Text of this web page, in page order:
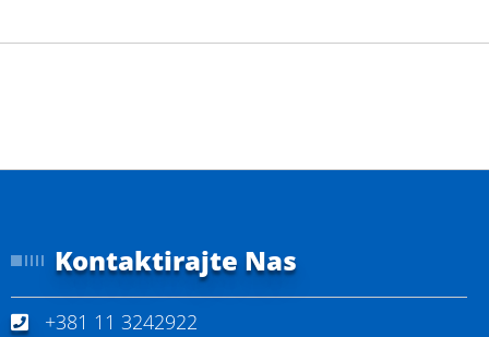
Kontaktirajte Nas
+381 11 3242922